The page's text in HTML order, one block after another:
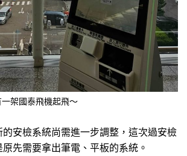
架國泰飛機起飛～
的安檢系統尚需進一步調整，這次過安檢
先需要拿出筆電、平板的系統。